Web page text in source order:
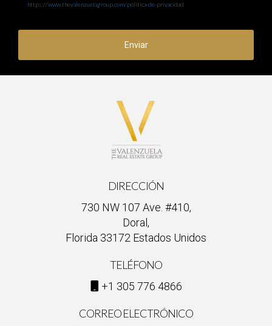
https://www.thevalenzuelagroup.com/politica-de-privacidad
Enviar
DIRECCIÓN
730 NW 107 Ave. #410,
Doral,
Florida 33172 Estados Unidos
TELÉFONO
+1 305 776 4866
CORREO ELECTRÓNICO